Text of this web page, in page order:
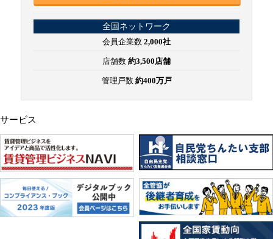
全国ネットワーク
会員企業数 2,000社
店舗数 約3,500店舗
管理戸数 約400万戸
サービス